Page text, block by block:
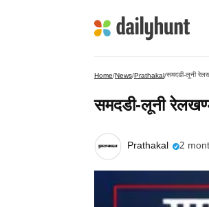
Home/News/Prathakal/समदडी-लूनी
समदडी-लूनी
Prathakal 2